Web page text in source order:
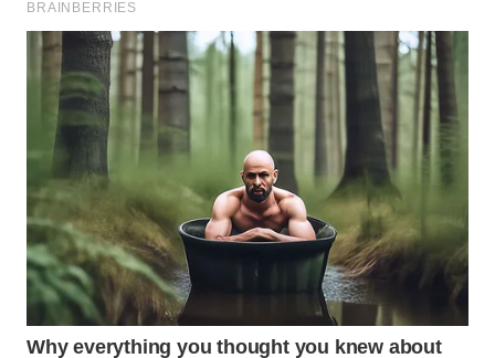
KONSUMEN
WAHANA
LISTRIK
WAHANA
TRAVEL
WAHANA
TV
WAHANANEWS
ID